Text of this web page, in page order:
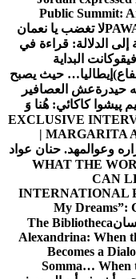
Public Summit:
لا تغضب يا نعمان
إلى الدلالة: قراءة في
وكانت البداية
إيطاليا… حيث يصبح
حيدرةعش العصافير
پیشوا کاکائي: هُنا وَ
EXCLUSIVE
| MARGARITA
وعوالمهد. حنان عواد
WHAT THE
CAN
INTERNATIONAL
My Dreams”:
The Bibliotheca
Alexandrina: When
Becomes a
Somma… When